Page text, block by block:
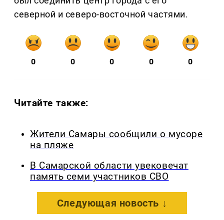
северной и северо-восточной частями.
0 0 0 0 0
Читайте также:
Жители Самары сообщили о мусоре
на пляже
В Самарской области увековечат
память семи участников СВО
Следующая новость ↓